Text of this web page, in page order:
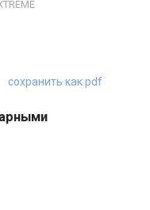
сохранить как pdf